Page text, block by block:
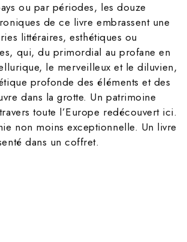
ou par périodes, les douze
de ce livre embrassent une
littéraires, esthétiques ou
qui, du primordial au profane en
le merveilleux et le diluvien,
profonde des éléments et des
dans la grotte. Un patrimoine
toute l’Europe redécouvert ici.
non moins exceptionnelle. Un livre
dans un coffret.